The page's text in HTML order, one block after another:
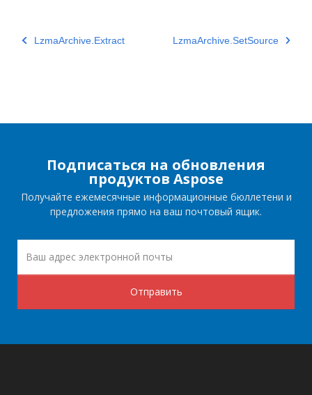
LzmaArchive.Extract LzmaArchive.SetSource
Подписаться на обновления
продуктов Aspose
Получайте ежемесячные информационные бюллетени и
предложения прямо на ваш почтовый ящик.
Отправить